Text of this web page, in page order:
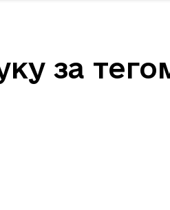
за